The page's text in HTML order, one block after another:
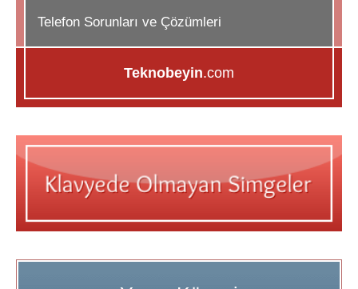
Telefon Sorunları ve Çözümleri
Teknobeyin.com